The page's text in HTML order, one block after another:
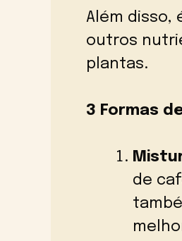
Além disso,
outros
plantas.
3 Formas
de